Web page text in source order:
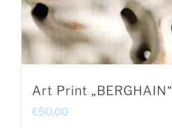
Art Print „BERGHAIN“
€50,00